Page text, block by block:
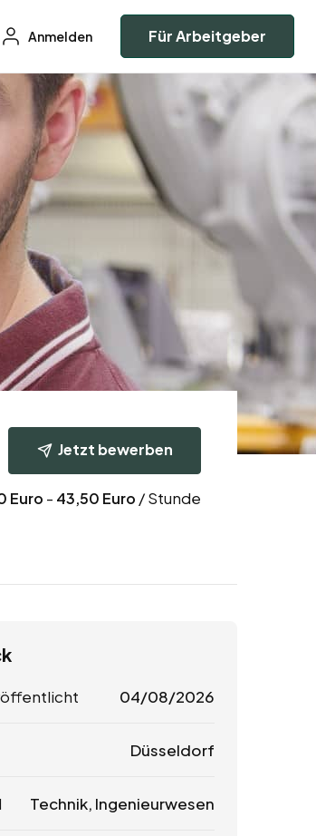
Anmelden Für Arbeitgeber
Jetzt bewerben
Euro - 43,50 Euro / Stunde
04/08/2026
Düsseldorf
Technik, Ingenieurwesen